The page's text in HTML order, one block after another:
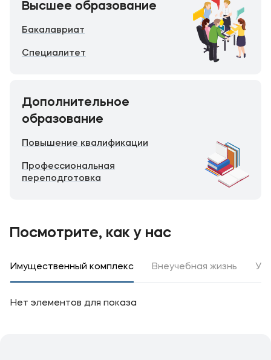
Высшее образование
Бакалавриат
Специалитет
Дополнительное
образование
Повышение квалификации
Профессиональная
переподготовка
Посмотрите, как у нас
Имущественный комплекс Внеучебная жизнь
Нет элементов для показа